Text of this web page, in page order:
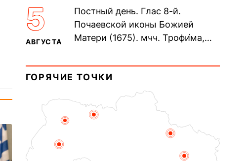
Дави́да (1015). Прп....
5
АВГУСТА
Постный день. Глас 8-й.
Почаевской иконы Божией
Матери (1675). мчч. Трофи́ма,
мучеников (284–305). прав.
воина Фео́дора...
ГОРЯЧИЕ ТОЧКИ